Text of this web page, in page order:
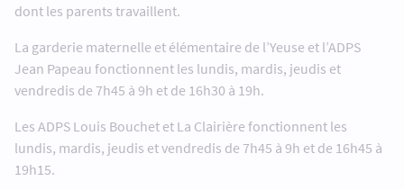
dont les parents travaillent.
La garderie maternelle et élémentaire de l’Yeuse et l’ADPS
Jean Papeau fonctionnent les lundis, mardis, jeudis et
vendredis de 7h45 à 9h et de 16h30 à 19h.
Les ADPS Louis Bouchet et La Clairière fonctionnent les
lundis, mardis, jeudis et vendredis de 7h45 à 9h et de 16h45 à
19h15.